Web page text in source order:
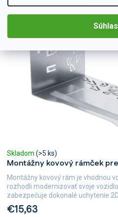
Montážny kovový rámček
Skladom (>5 ks)
€15,63
Montážny kovový rám je vhodnou
rozhodli modernizovať svoje
zabezpečuje dokonalé uchytenie